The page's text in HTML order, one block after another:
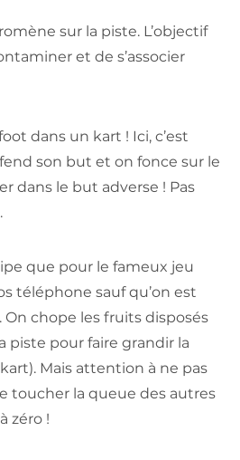
sur la piste. L’objectif
et de s’associer
dans un kart ! Ici, c’est
son but et on fonce sur le
dans le but adverse ! Pas
que pour le fameux jeu
téléphone sauf qu’on est
chope les fruits disposés
piste pour faire grandir la
Mais attention à ne pas
toucher la queue des autres
zéro !